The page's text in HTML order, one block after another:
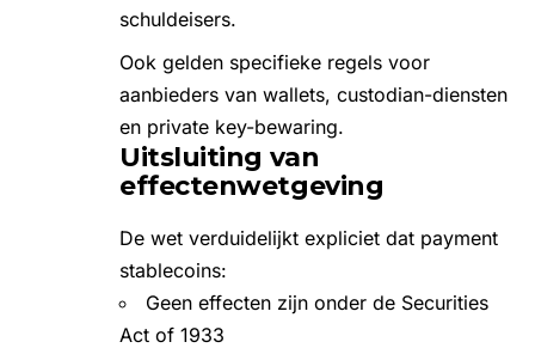
schuldeisers.
Ook gelden specifieke regels voor
aanbieders van wallets, custodian-diensten
en private key-bewaring.
Uitsluiting van
effectenwetgeving
De wet verduidelijkt expliciet dat payment
stablecoins:
Geen effecten zijn onder de Securities
Act of 1933